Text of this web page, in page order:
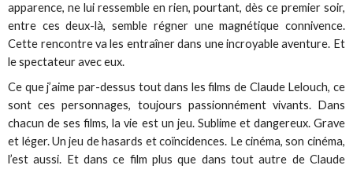
apparence, ne lui ressemble en rien, pourtant, dès ce premier soir,
entre ces deux-là, semble régner une magnétique connivence.
Cette rencontre va les entraîner dans une incroyable aventure. Et
le spectateur avec eux.
Ce que j’aime par-dessus tout dans les films de Claude Lelouch, ce
sont ces personnages, toujours passionnément vivants. Dans
chacun de ses films, la vie est un jeu. Sublime et dangereux. Grave
et léger. Un jeu de hasards et coïncidences. Le cinéma, son cinéma,
l’est aussi. Et dans ce film plus que dans tout autre de Claude